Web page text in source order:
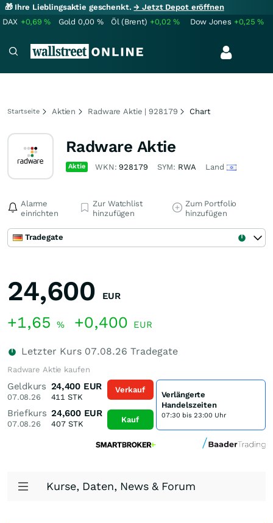
🎁 Ihre Lieblingsaktie geschenkt.→ Jetzt Depot eröffnen
DAX +0,69% Gold 0,00 % Öl (Brent) +0,02% Dow Jones +0,25%
Startseite Aktien Radware Aktie | 928179 Chart
Radware Aktie
Aktie WKN:928179 SYM: RWA Land
Alarme
einrichten
Zur Watchlist
hinzufügen
Zum Portfolio
hinzufügen
Tradegate
24,600 EUR
+1,65 % +0,400 EUR
Letzter Kurs 07.08.26 Tradegate
Radware Aktie kaufen
Geldkurs
07.08.26
24,400 EUR
411 STK
Briefkurs
07.08.26
24,600 EUR
407STK
Verkauf
Kauf
Verlängerte
Handelszeiten
07:30 bis 23:00 Uhr
Kurse, Daten, News & Forum